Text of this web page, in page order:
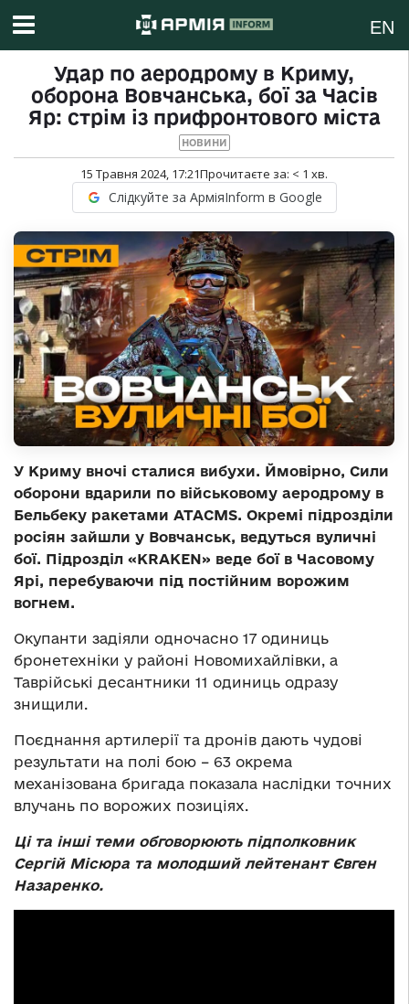
EN
Удар по аеродрому в Криму,
оборона Вовчанська, бої за Часів
Яр: стрім із прифронтового міста
НОВИНИ
15 Травня 2024, 17:21Прочитаєте за: < 1 хв.
Слідкуйте за АрміяInform в Google
У Криму вночі сталися вибухи. Ймовірно, Сили
оборони вдарили по військовому аеродрому в
Бельбеку ракетами ATACMS. Окремі підрозділи
росіян зайшли у Вовчанськ, ведуться вуличні
бої. Підрозділ «KRAKEN» веде бої в Часовому
Ярі, перебуваючи під постійним ворожим
вогнем.
Окупанти задіяли одночасно 17 одиниць
бронетехніки у районі Новомихайлівки, а
Таврійські десантники 11 одиниць одразу
знищили.
Поєднання артилерії та дронів дають чудові
результати на полі бою – 63 окрема
механізована бригада показала наслідки точних
влучань по ворожих позиціях.
Ці та інші теми обговорюють підполковник
Сергій Місюра та молодший лейтенант Євген
Назаренко.